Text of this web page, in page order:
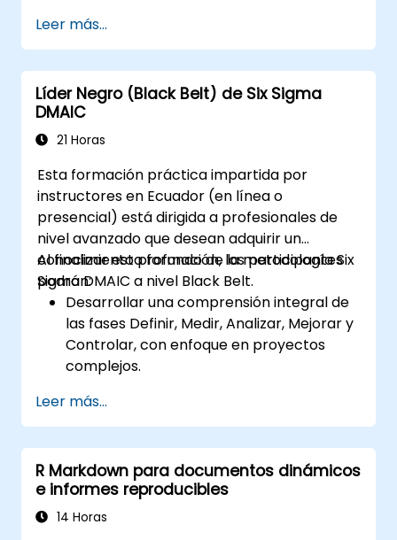
Analizar, Diseñar, Verificar).
Aplicar las herramientas y técnicas de
DFSS para diseñar y optimizar procesos.
Desarrollar habilidades para gestionar y
liderar proyectos de DFSS de manera
efectiva.
Leer más...
Líder Negro (Black Belt) de Six Sigma
DMAIC
21 Horas
Esta formación práctica impartida por
instructores en Ecuador (en línea o
presencial) está dirigida a profesionales de
nivel avanzado que desean adquirir un
conocimiento profundo de la metodología Six
Sigma DMAIC a nivel Black Belt.
Al finalizar esta formación, los participantes
podrán:
Desarrollar una comprensión integral de
las fases Definir, Medir, Analizar, Mejorar y
Controlar, con enfoque en proyectos
complejos.
avanzadas de análisis estadístico para la
toma de decisiones basada en datos.
Liderar proyectos Six Sigma a gran escala
y gestionar eficazmente los equipos de
proyecto.
Implementar mejoras significativas en los
Leer más...
R Markdown para documentos dinámicos
e informes reproducibles
14 Horas